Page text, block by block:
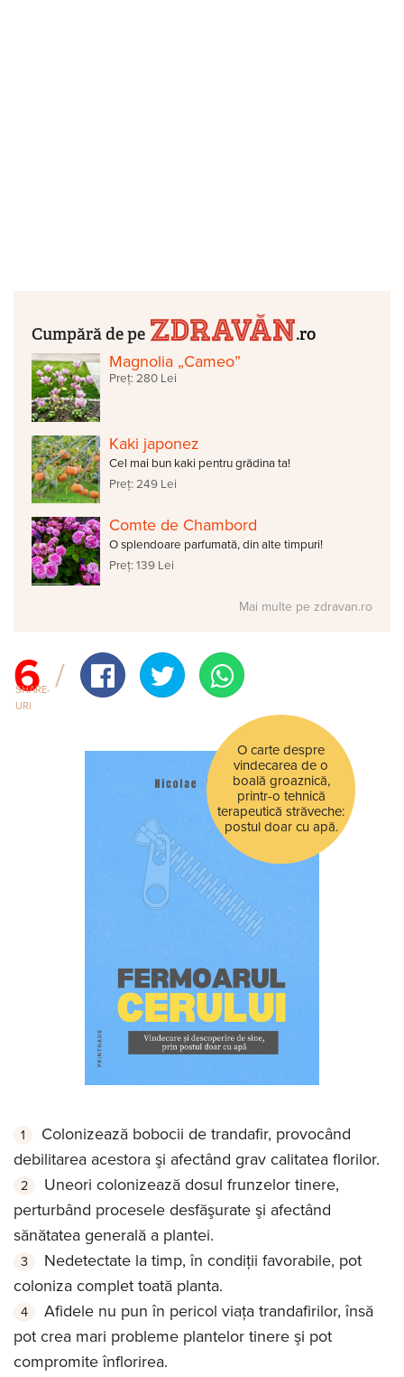
Cumpără de pe .ro
Magnolia „Cameo”
Preț: 280 Lei
Kaki japonez
Cel mai bun kaki pentru grădina ta!
Preț: 249 Lei
Comte de Chambord
O splendoare parfumată, din alte timpuri!
Preț: 139 Lei
Mai multe pe zdravan.ro
6
SHARE-
URI
O carte despre
vindecarea de o
boală groaznică,
printr-o tehnică
terapeutică străveche:
postul doar cu apă.
Colonizează bobocii de trandafir, provocând
debilitarea acestora şi afectând grav calitatea florilor.
Uneori colonizează dosul frunzelor tinere,
perturbând procesele desfăşurate şi afectând
sănătatea generală a plantei.
Nedetectate la timp, în condiţii favorabile, pot
coloniza complet toată planta.
Afidele nu pun în pericol viaţa trandafirilor, însă
pot crea mari probleme plantelor tinere şi pot
compromite înflorirea.